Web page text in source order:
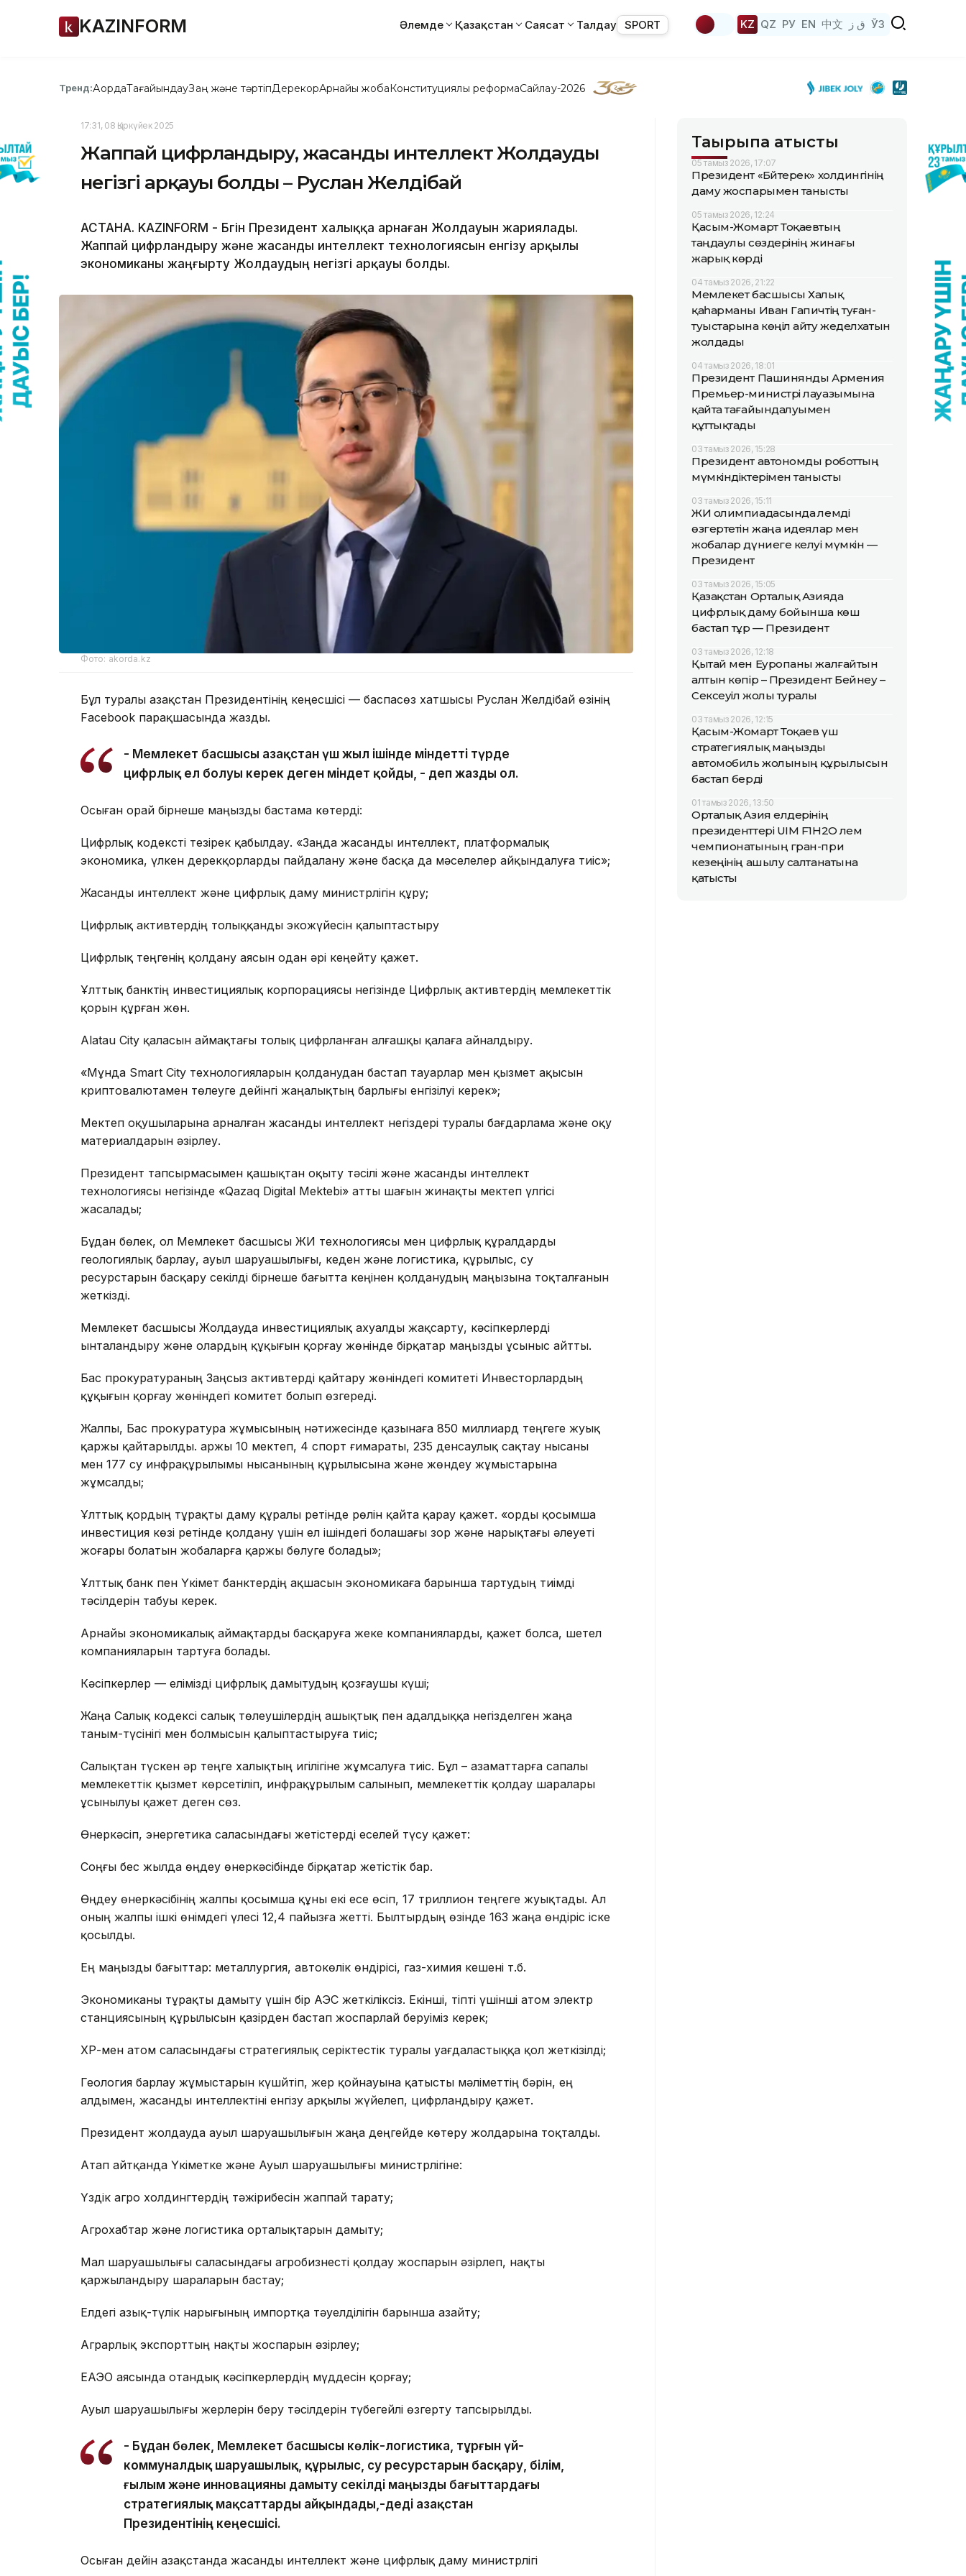
KAZINFORM Әлемде Қазақстан Саясат Талдау SPORT KZ QZ РУ EN 中文 ق ز ЎЗ
Тренд:АқордаТағайындауЗаң және тәртіпДерекқорАрнайы жобаКонституциялық реформаСайлау-2026
17:31, 08 Қыркүйек 2025
Жаппай цифрландыру, жасанды интеллект Жолдаудың
негізгі арқауы болды – Руслан Желдібай
АСТАНА. KAZINFORM - Бүгін Президент халыққа арнаған Жолдауын жариялады.
Жаппай цифрландыру және жасанды интеллект технологиясын енгізу арқылы
экономиканы жаңғырту Жолдаудың негізгі арқауы болды.
Фото: akorda.kz
Бұл туралы Қазақстан Президентінің кеңесшісі — баспасөз хатшысы Руслан Желдібай өзінің
Facebook парақшасында жазды.
- Мемлекет басшысы Қазақстан үш жыл ішінде міндетті түрде
цифрлық ел болуы керек деген міндет қойды, - деп жазды ол.
Осыған орай бірнеше маңызды бастама көтерді:
Цифрлық кодексті тезірек қабылдау. «Заңда жасанды интеллект, платформалық
экономика, үлкен дерекқорларды пайдалану және басқа да мәселелер айқындалуға тиіс»;
Жасанды интеллект және цифрлық даму министрлігін құру;
Цифрлық активтердің толыққанды экожүйесін қалыптастыру
Цифрлық теңгенің қолдану аясын одан әрі кеңейту қажет.
Ұлттық банктің инвестициялық корпорациясы негізінде Цифрлық активтердің мемлекеттік
қорын құрған жөн.
Alatau City қаласын аймақтағы толық цифрланған алғашқы қалаға айналдыру.
«Мұнда Smart City технологияларын қолданудан бастап тауарлар мен қызмет ақысын
криптовалютамен төлеуге дейінгі жаңалықтың барлығы енгізілуі керек»;
Мектеп оқушыларына арналған жасанды интеллект негіздері туралы бағдарлама және оқу
материалдарын әзірлеу.
Президент тапсырмасымен қашықтан оқыту тәсілі және жасанды интеллект
технологиясы негізінде «Qazaq Digital Mektebi» атты шағын жинақты мектеп үлгісі
жасалады;
Бұдан бөлек, ол Мемлекет басшысы ЖИ технологиясы мен цифрлық құралдарды
геологиялық барлау, ауыл шаруашылығы, кеден және логистика, құрылыс, су
ресурстарын басқару секілді бірнеше бағытта кеңінен қолданудың маңызына тоқталғанын
жеткізді.
Мемлекет басшысы Жолдауда инвестициялық ахуалды жақсарту, кәсіпкерлерді
ынталандыру және олардың құқығын қорғау жөнінде бірқатар маңызды ұсыныс айтты.
Бас прокуратураның Заңсыз активтерді қайтару жөніндегі комитеті Инвесторлардың
құқығын қорғау жөніндегі комитет болып өзгереді.
Жалпы, Бас прокуратура жұмысының нәтижесінде қазынаға 850 миллиард теңгеге жуық
қаржы қайтарылды. Қаржы 10 мектеп, 4 спорт ғимараты, 235 денсаулық сақтау нысаны
мен 177 су инфрақұрылымы нысанының құрылысына және жөндеу жұмыстарына
жұмсалды;
Ұлттық қордың тұрақты даму құралы ретінде рөлін қайта қарау қажет. «Қорды қосымша
инвестиция көзі ретінде қолдану үшін ел ішіндегі болашағы зор және нарықтағы әлеуеті
жоғары болатын жобаларға қаржы бөлуге болады»;
Ұлттық банк пен Үкімет банктердің ақшасын экономикаға барынша тартудың тиімді
тәсілдерін табуы керек.
Арнайы экономикалық аймақтарды басқаруға жеке компанияларды, қажет болса, шетел
компанияларын тартуға болады.
Кәсіпкерлер — елімізді цифрлық дамытудың қозғаушы күші;
Жаңа Салық кодексі салық төлеушілердің ашықтық пен адалдыққа негізделген жаңа
таным-түсінігі мен болмысын қалыптастыруға тиіс;
Салықтан түскен әр теңге халықтың игілігіне жұмсалуға тиіс. Бұл – азаматтарға сапалы
мемлекеттік қызмет көрсетіліп, инфрақұрылым салынып, мемлекеттік қолдау шаралары
ұсынылуы қажет деген сөз.
Өнеркәсіп, энергетика саласындағы жетістерді еселей түсу қажет:
Соңғы бес жылда өңдеу өнеркәсібінде бірқатар жетістік бар.
Өңдеу өнеркәсібінің жалпы қосымша құны екі есе өсіп, 17 триллион теңгеге жуықтады. Ал
оның жалпы ішкі өнімдегі үлесі 12,4 пайызға жетті. Былтырдың өзінде 163 жаңа өндіріс іске
қосылды.
Ең маңызды бағыттар: металлургия, автокөлік өндірісі, газ-химия кешені т.б.
Экономиканы тұрақты дамыту үшін бір АЭС жеткіліксіз. Екінші, тіпті үшінші атом электр
станциясының құрылысын қазірден бастап жоспарлай беруіміз керек;
ҚХР-мен атом саласындағы стратегиялық серіктестік туралы уағдаластыққа қол жеткізілді;
Геология барлау жұмыстарын күшйтіп, жер қойнауына қатысты мәліметтің бәрін, ең
алдымен, жасанды интеллектіні енгізу арқылы жүйелеп, цифрландыру қажет.
Президент жолдауда ауыл шаруашылығын жаңа деңгейде көтеру жолдарына тоқталды.
Атап айтқанда Үкіметке және Ауыл шаруашылығы министрлігіне:
Үздік агро холдингтердің тәжірибесін жаппай тарату;
Агрохабтар және логистика орталықтарын дамыту;
Мал шаруашылығы саласындағы агробизнесті қолдау жоспарын әзірлеп, нақты
қаржыландыру шараларын бастау;
Елдегі азық-түлік нарығының импортқа тәуелділігін барынша азайту;
Аграрлық экспорттың нақты жоспарын әзірлеу;
ЕАЭО аясында отандық кәсіпкерлердің мүддесін қорғау;
Ауыл шаруашылығы жерлерін беру тәсілдерін түбегейлі өзгерту тапсырылды.
- Бұдан бөлек, Мемлекет басшысы көлік-логистика, тұрғын үй-
коммуналдық шаруашылық, құрылыс, су ресурстарын басқару, білім,
ғылым және инновацияны дамыту секілді маңызды бағыттардағы
стратегиялық мақсаттарды айқындады,-деді Қазақстан
Президентінің кеңесшісі.
Осыған дейін Қазақстанда жасанды интеллект және цифрлық даму министрлігі
Тақырыпқа қатысты
05 тамыз 2026, 17:07
Президент «Бәйтерек» холдингінің
даму жоспарымен танысты
05 тамыз 2026, 12:24
Қасым-Жомарт Тоқаевтың
таңдаулы сөздерінің жинағы
жарық көрді
04 тамыз 2026, 21:22
Мемлекет басшысы Халық
қаһарманы Иван Гапичтің туған-
туыстарына көңіл айту жеделхатын
жолдады
04 тамыз 2026, 18:01
Президент Пашинянды Армения
Премьер-министрі лауазымына
қайта тағайындалуымен
құттықтады
03 тамыз 2026, 15:28
Президент автономды роботтың
мүмкіндіктерімен танысты
03 тамыз 2026, 15:11
ЖИ олимпиадасында әлемді
өзгертетін жаңа идеялар мен
жобалар дүниеге келуі мүмкін —
Президент
03 тамыз 2026, 15:05
Қазақстан Орталық Азияда
цифрлық даму бойынша көш
бастап тұр — Президент
03 тамыз 2026, 12:18
Қытай мен Еуропаны жалғайтын
алтын көпір – Президент Бейнеу –
Сексеуіл жолы туралы
03 тамыз 2026, 12:15
Қасым-Жомарт Тоқаев үш
стратегиялық маңызды
автомобиль жолының құрылысын
бастап берді
01 тамыз 2026, 13:50
Орталық Азия елдерінің
президенттері UIM F1H2O әлем
чемпионатының гран-при
кезеңінің ашылу салтанатына
қатысты